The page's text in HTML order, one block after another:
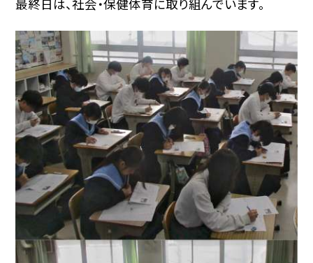
最終日は、社会・保健体育に取り組んでいます。